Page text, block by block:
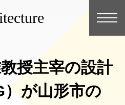
授主宰の設計
）が山形市の